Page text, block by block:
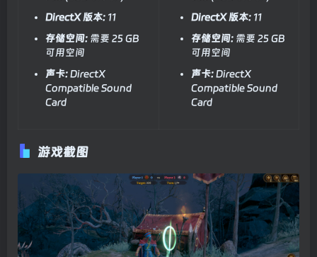
DirectX 版本: 11
存储空间: 需要 25 GB
可用空间
声卡:DirectX
Compatible Sound
Card
DirectX 版本: 11
存储空间: 需要 25 GB
可用空间
声卡:DirectX
Compatible Sound
Card
游戏截图